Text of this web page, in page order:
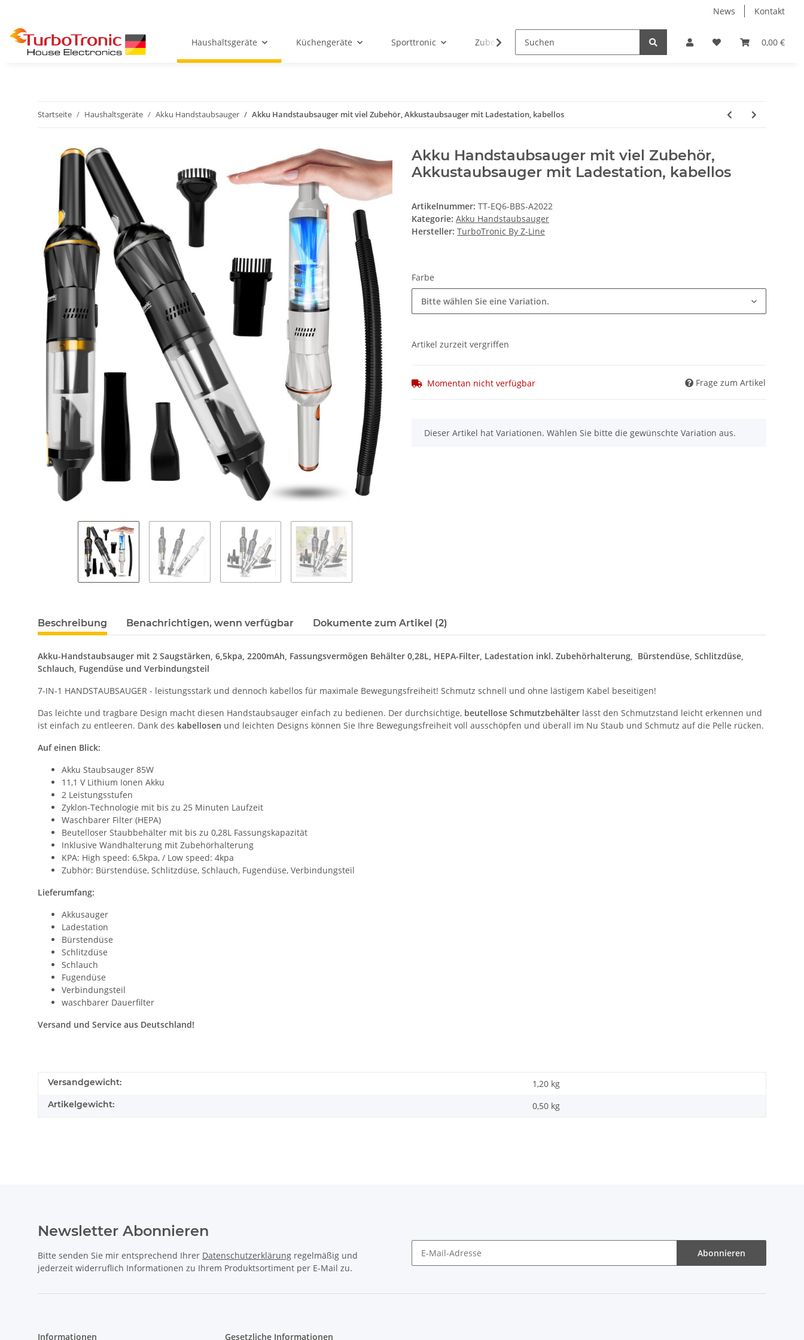
News Kontakt
0,00 €
Haushaltsgeräte Küchengeräte Sporttronic Zubehör
Startseite Haushaltsgeräte Akku Handstaubsauger Akku Handstaubsauger mit viel Zubehör, Akkustaubsauger mit Ladestation, kabellos
Akku Handstaubsauger mit viel Zubehör,
Akkustaubsauger mit Ladestation, kabellos
Artikelnummer: TT-EQ6-BBS-A2022
Kategorie: Akku Handstaubsauger
Hersteller: TurboTronic By Z-Line
Farbe
Bitte wählen Sie eine Variation.
Artikel zurzeit vergriffen
Momentan nicht verfügbar Frage zum Artikel
x
Dieser Artikel hat Variationen. Wählen Sie bitte die gewünschte Variation aus.
Beschreibung Benachrichtigen, wenn verfügbar Dokumente zum Artikel (2)
Akku-Handstaubsauger mit 2 Saugstärken, 6,5kpa, 2200mAh, Fassungsvermögen Behälter 0,28L, HEPA-Filter, Ladestation inkl. Zubehörhalterung, Bürstendüse, Schlitzdüse,
Schlauch, Fugendüse und Verbindungsteil
7-IN-1 HANDSTAUBSAUGER - leistungsstark und dennoch kabellos für maximale Bewegungsfreiheit! Schmutz schnell und ohne lästigem Kabel beseitigen!
Das leichte und tragbare Design macht diesen Handstaubsauger einfach zu bedienen. Der durchsichtige, beutellose Schmutzbehälter lässt den Schmutzstand leicht erkennen und
ist einfach zu entleeren. Dank des kabellosen und leichten Designs können Sie Ihre Bewegungsfreiheit voll ausschöpfen und überall im Nu Staub und Schmutz auf die Pelle rücken.
Auf einen Blick:
Akku Staubsauger 85W
11,1 V Lithium Ionen Akku
2 Leistungsstufen
Zyklon-Technologie mit bis zu 25 Minuten Laufzeit
Waschbarer Filter (HEPA)
Beutelloser Staubbehälter mit bis zu 0,28L Fassungskapazität
Inklusive Wandhalterung mit Zubehörhalterung
KPA: High speed: 6,5kpa, / Low speed: 4kpa
Zubhör: Bürstendüse, Schlitzdüse, Schlauch, Fugendüse, Verbindungsteil
Lieferumfang:
Akkusauger
Ladestation
Bürstendüse
Schlitzdüse
Schlauch
Fugendüse
Verbindungsteil
waschbarer Dauerfilter
Versand und Service aus Deutschland!
Versandgewicht: 1,20 kg
Artikelgewicht: 0,50 kg
Newsletter Abonnieren
Bitte senden Sie mir entsprechend Ihrer Datenschutzerklärung regelmäßig und
jederzeit widerruflich Informationen zu Ihrem Produktsortiment per E-Mail zu.
Abonnieren
Informationen Gesetzliche Informationen